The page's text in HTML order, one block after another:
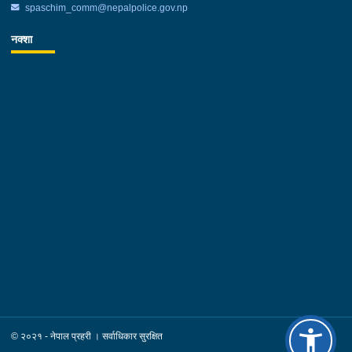
spaschim_comm@nepalpolice.gov.np
नक्शा
© २०२१ - नेपाल प्रहरी । सर्वाधिकार सुरक्षित